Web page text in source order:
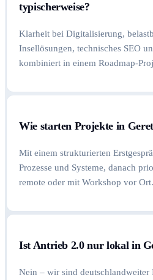
typischerweise?
Klarheit bei Digitalisierung,
Insellösungen, technisches SEO
kombiniert in einem Roadmap-
Wie starten Projekte in
Mit einem strukturierten
Prozesse und Systeme, danach
remote oder mit Workshop vor Ort.
Ist Antrieb 2.0 nur lokal in
Nein – wir sind deutschlandweiter